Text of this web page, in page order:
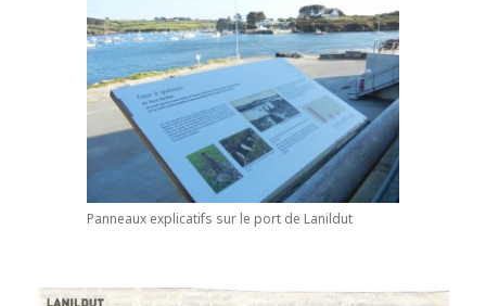
Panneaux explicatifs sur le port de Lanildut